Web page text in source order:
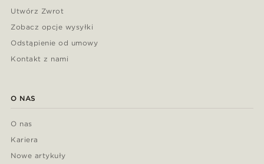
Utwórz Zwrot
Zobacz opcje wysyłki
Odstąpienie od umowy
Kontakt z nami
O NAS
O nas
Kariera
Nowe artykuły